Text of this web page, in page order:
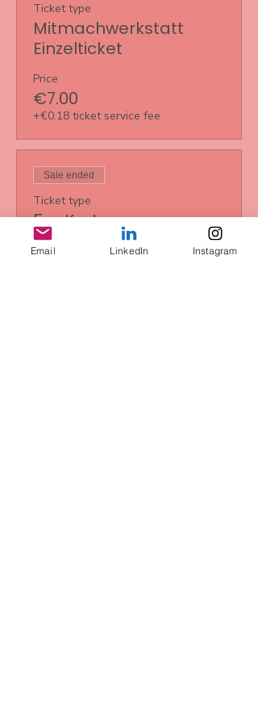
Ticket type
Mitmachwerkstatt
Einzelticket
Price
€7.00
+€0.18 ticket service fee
Sale ended
Ticket type
5er Karte
More info
Email LinkedIn Instagram